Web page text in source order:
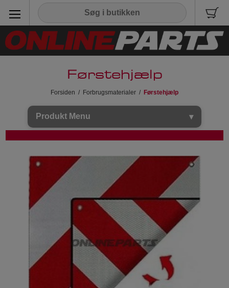
Førstehjælp
Forsiden / Forbrugsmaterialer / Førstehjælp
Produkt Menu